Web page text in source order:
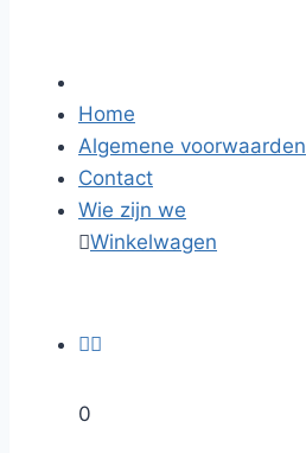
Home
Algemene voorwaarden
Contact
Wie zijn we
Winkelwagen

0